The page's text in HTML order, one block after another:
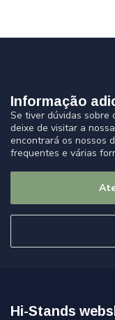
Informação
Se tiver dúvidas sobre
deixe de visitar a
encontrará os nossos
frequentes e várias
Hi-Stands